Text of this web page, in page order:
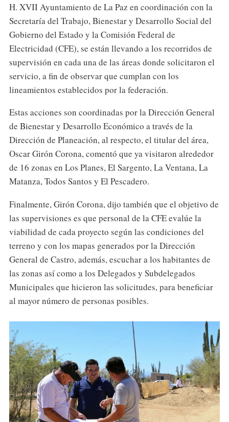
H. XVII Ayuntamiento de La Paz en coordinación con la
Secretaría del Trabajo, Bienestar y Desarrollo Social del
Gobierno del Estado y la Comisión Federal de
Electricidad (CFE), se están llevando a los recorridos de
supervisión en cada una de las áreas donde solicitaron el
servicio, a fin de observar que cumplan con los
lineamientos establecidos por la federación.
Estas acciones son coordinadas por la Dirección General
de Bienestar y Desarrollo Económico a través de la
Dirección de Planeación, al respecto, el titular del área,
Oscar Girón Corona, comentó que ya visitaron alrededor
de 16 zonas en Los Planes, El Sargento, La Ventana, La
Matanza, Todos Santos y El Pescadero.
Finalmente, Girón Corona, dijo también que el objetivo de
las supervisiones es que personal de la CFE evalúe la
viabilidad de cada proyecto según las condiciones del
terreno y con los mapas generados por la Dirección
General de Castro, además, escuchar a los habitantes de
las zonas así como a los Delegados y Subdelegados
Municipales que hicieron las solicitudes, para beneficiar
al mayor número de personas posibles.